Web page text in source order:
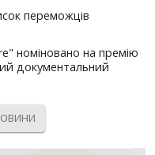
переможців
номіновано на премію
документальний